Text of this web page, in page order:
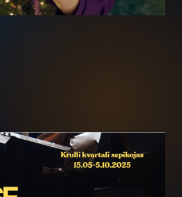
Bravery. The
Defenders of